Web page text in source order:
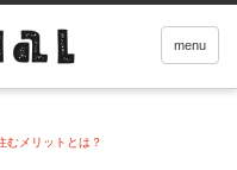
menu
むメリットとは？